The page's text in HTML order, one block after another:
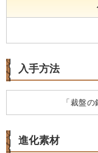
入手方法
「裁盤
進化素材